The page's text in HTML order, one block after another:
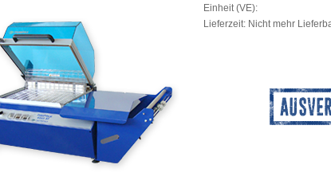
Einheit (VE):
Lieferzeit: Nicht mehr